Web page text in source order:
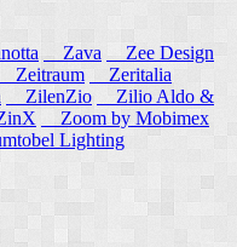
Zava
Zee Design
Zeitraum
Zeritalia
ZilenZio
Zilio Aldo &
Zoom by Mobimex
Lighting